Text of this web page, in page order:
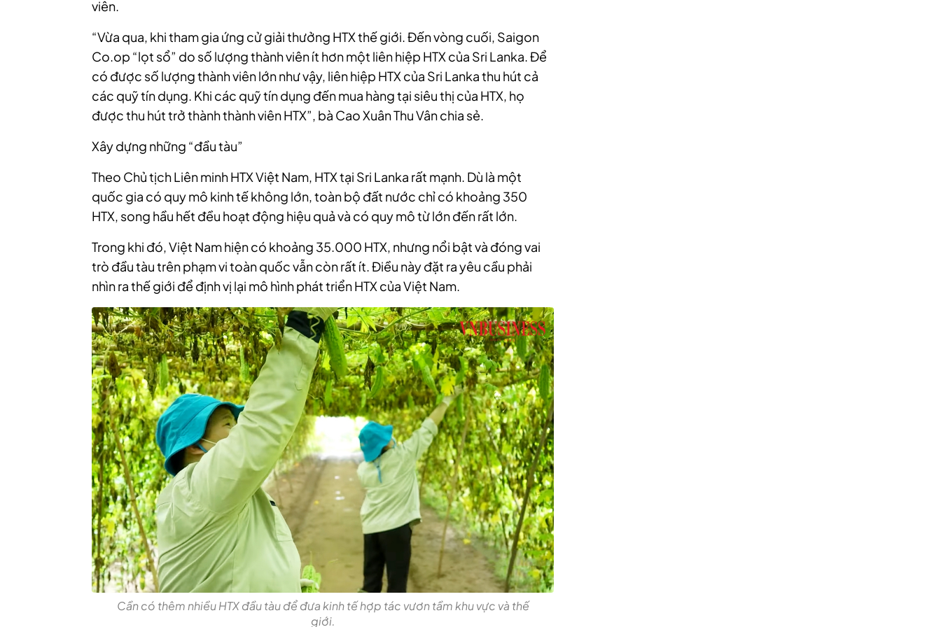
viên.
“Vừa qua, khi tham gia ứng cử giải thưởng HTX thế giới. Đến vòng cuối, Saigon
Co.op “lọt sổ” do số lượng thành viên ít hơn một liên hiệp HTX của Sri Lanka. Để
có được số lượng thành viên lớn như vậy, liên hiệp HTX của Sri Lanka thu hút cả
các quỹ tín dụng. Khi các quỹ tín dụng đến mua hàng tại siêu thị của HTX, họ
được thu hút trở thành thành viên HTX”, bà Cao Xuân Thu Vân chia sẻ.
Xây dựng những “đầu tàu”
Theo Chủ tịch Liên minh HTX Việt Nam, HTX tại Sri Lanka rất mạnh. Dù là một
quốc gia có quy mô kinh tế không lớn, toàn bộ đất nước chỉ có khoảng 350
HTX, song hầu hết đều hoạt động hiệu quả và có quy mô từ lớn đến rất lớn.
Trong khi đó, Việt Nam hiện có khoảng 35.000 HTX, nhưng nổi bật và đóng vai
trò đầu tàu trên phạm vi toàn quốc vẫn còn rất ít. Điều này đặt ra yêu cầu phải
nhìn ra thế giới để định vị lại mô hình phát triển HTX của Việt Nam.
Cần có thêm nhiều HTX đầu tàu để đưa kinh tế hợp tác vươn tầm khu vực và thế
giới.